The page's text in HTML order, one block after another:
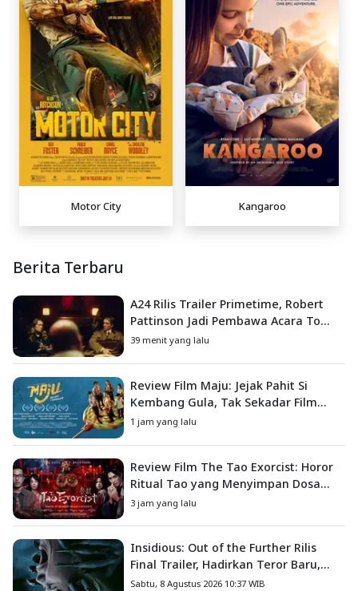
Motor City Kangaroo
Berita Terbaru
A24 Rilis Trailer Primetime, Robert
Pattinson Jadi Pembawa Acara To
Catch a Predator
39 menit yang lalu
Review Film Maju: Jejak Pahit Si
Kembang Gula, Tak Sekadar Film
Petualangan Anak
1 jam yang lalu
Review Film The Tao Exorcist: Horor
Ritual Tao yang Menyimpan Dosa
Masa Lalu
3 jam yang lalu
Insidious: Out of the Further Rilis
Final Trailer, Hadirkan Teror Baru,
Iblis Kini Masuk ke Dunia Manusia
Sabtu, 8 Agustus 2026 10:37 WIB